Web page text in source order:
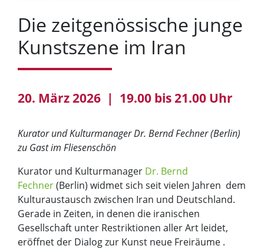
Die zeitgenössische junge
Kunstszene im Iran
20. März 2026 | 19.00 bis 21.00 Uhr
Kurator und Kulturmanager Dr. Bernd Fechner (Berlin)
zu Gast im Fliesenschön
Kurator und Kulturmanager Dr. Bernd
Fechner(Berlin) widmet sich seit vielen Jahren dem
Kulturaustausch zwischen Iran und Deutschland.
Gerade in Zeiten, in denen die iranischen
Gesellschaft unter Restriktionen aller Art leidet,
eröffnet der Dialog zur Kunst neue Freiräume .